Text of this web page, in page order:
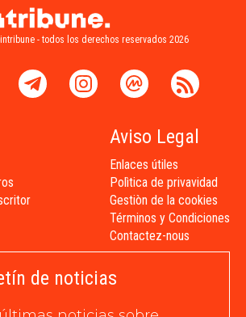
- todos los derechos reservados 2026
Aviso Legal
Enlaces útiles
Polìtica de privavidad
Gestiòn de la cookies
Términos y Condiciones
Contactez-nous
de noticias